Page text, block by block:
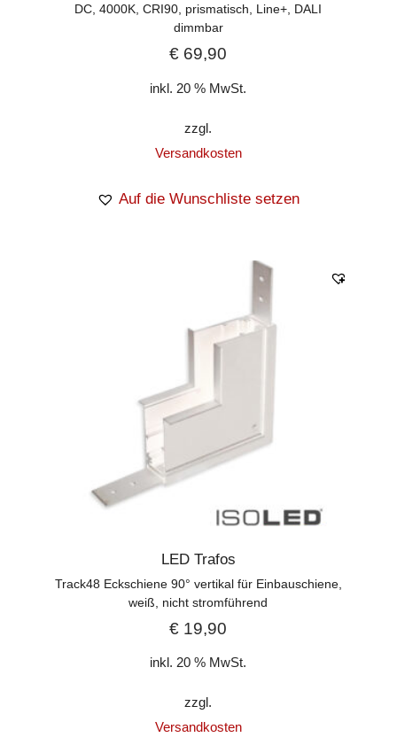
DC, 4000K, CRI90, prismatisch, Line+, DALI
dimmbar
€ 69,90
inkl. 20 % MwSt.
zzgl.
Versandkosten
Auf die Wunschliste setzen
LED Trafos
Track48 Eckschiene 90° vertikal für Einbauschiene,
weiß, nicht stromführend
€ 19,90
inkl. 20 % MwSt.
zzgl.
Versandkosten